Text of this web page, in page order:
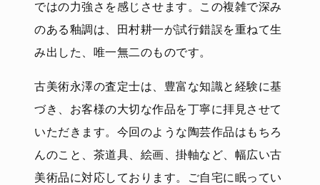
ではの力強さを感じさせます。この複雑で深み
のある釉調は、田村耕一が試行錯誤を重ねて生
み出した、唯一無二のものです。
古美術永澤の査定士は、豊富な知識と経験に基
づき、お客様の大切な作品を丁寧に拝見させて
いただきます。今回のような陶芸作品はもちろ
んのこと、茶道具、絵画、掛軸など、幅広い古
美術品に対応しております。ご自宅に眠ってい